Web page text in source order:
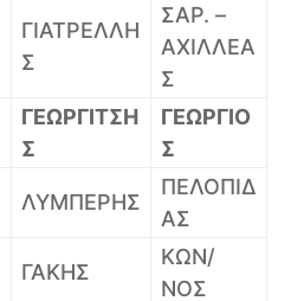
ΓΙΑΤΡΕΛΛΗ
Σ
ΣΑΡ. –
ΑΧΙΛΛΕΑ
Σ
ΓΕΩΡΓΙΤΣΗ
Σ
ΓΕΩΡΓΙΟ
Σ
ΛΥΜΠΕΡΗΣ
ΠΕΛΟΠΙΔ
ΑΣ
ΓΑΚΗΣ
ΚΩΝ/
ΝΟΣ